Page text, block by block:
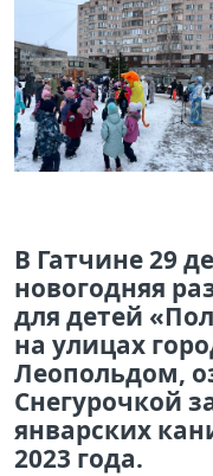
В Гатчине 29
новогодняя
для детей
на улицах
Леопольдом,
Снегурочкой
январских
2023 года.